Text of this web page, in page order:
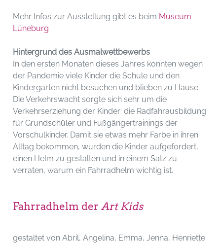
Mehr Infos zur Ausstellung gibt es beim Museum
Lüneburg
Hintergrund des Ausmalwettbewerbs
In den ersten Monaten dieses Jahres konnten wegen
der Pandemie viele Kinder die Schule und den
Kindergarten nicht besuchen und blieben zu Hause.
Die Verkehrswacht sorgte sich sehr um die
Verkehrserziehung der Kinder: die Radfahrausbildung
für Grundschüler und Fußgängertrainings der
Vorschulkinder. Damit sie etwas mehr Farbe in ihren
Alltag bekommen, wurden die Kinder aufgefordert,
einen Helm zu gestalten und in einem Satz zu
verraten, warum ein Fahrradhelm wichtig ist.
Fahrradhelm derArt Kids
gestaltet von Abril, Angelina, Emma, Jenna, Henriette